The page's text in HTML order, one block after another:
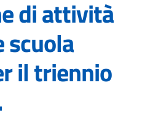
di attività
scuola
il triennio